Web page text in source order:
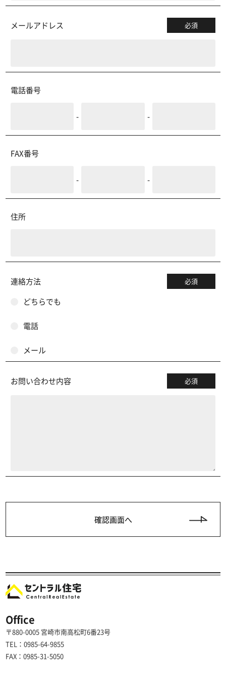
メールアドレス 必須
電話番号
- -
FAX番号
- -
住所
連絡方法 必須
どちらでも
電話
メール
お問い合わせ内容 必須
Office
〒880-0005 宮崎市南高松町6番23号
TEL：0985-64-9855
FAX：0985-31-5050